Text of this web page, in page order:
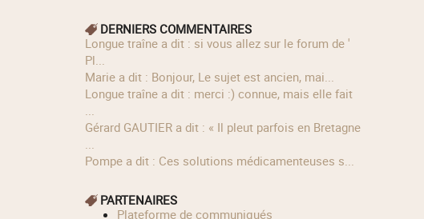
DERNIERS COMMENTAIRES
longue traîne a dit : si vous allez sur le forum de '
Pl...
Marie a dit : Bonjour, Le sujet est ancien, mai...
longue traîne a dit : merci :) connue, mais elle fait
...
Gérard GAUTIER a dit : « Il pleut parfois en Bretagne
...
Pompe a dit : Ces solutions médicamenteuses s...
PARTENAIRES
Plateforme de communiqués